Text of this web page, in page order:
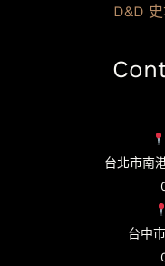
D&D
台北市南
台中